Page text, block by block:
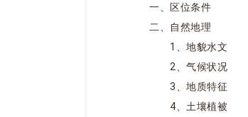
一、区位条件
二、自然地理
1、地貌水文
2、气候状况
3、地质特征
4、土壤植被